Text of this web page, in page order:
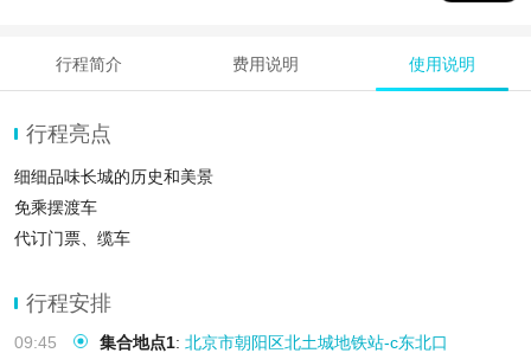
行程简介 费用说明 使用说明
行程亮点
细细品味长城的历史和美景
免乘摆渡车
代订门票、缆车
行程安排
09:45 集合地点1: 北京市朝阳区北土城地铁站-c东北口